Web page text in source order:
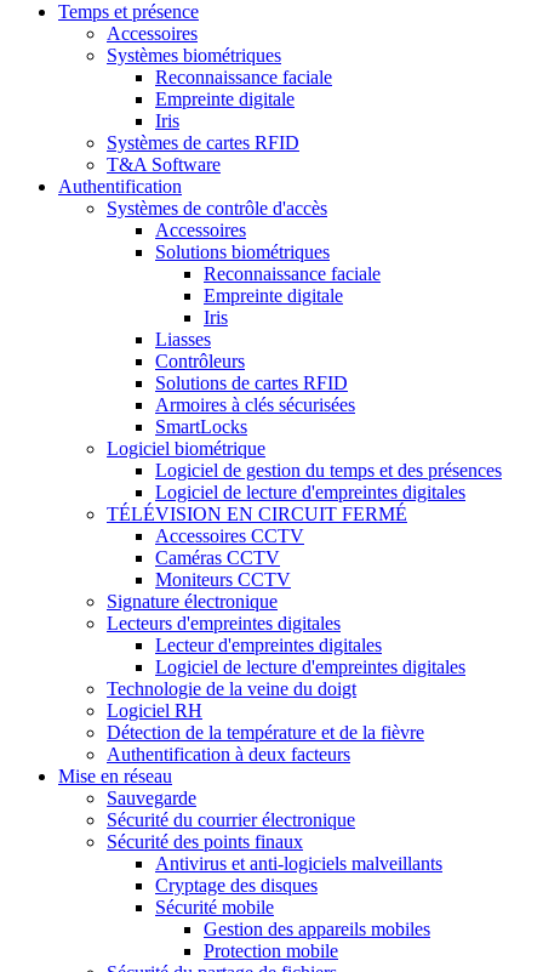
Temps et présence
Accessoires
Systèmes biométriques
Reconnaissance faciale
Empreinte digitale
Iris
Systèmes de cartes RFID
T&A Software
Authentification
Systèmes de contrôle d'accès
Accessoires
Solutions biométriques
Reconnaissance faciale
Empreinte digitale
Iris
Liasses
Contrôleurs
Solutions de cartes RFID
Armoires à clés sécurisées
SmartLocks
Logiciel biométrique
Logiciel de gestion du temps et des présences
Logiciel de lecture d'empreintes digitales
TÉLÉVISION EN CIRCUIT FERMÉ
Accessoires CCTV
Caméras CCTV
Moniteurs CCTV
Signature électronique
Lecteurs d'empreintes digitales
Lecteur d'empreintes digitales
Logiciel de lecture d'empreintes digitales
Technologie de la veine du doigt
Logiciel RH
Détection de la température et de la fièvre
Authentification à deux facteurs
Mise en réseau
Sauvegarde
Sécurité du courrier électronique
Sécurité des points finaux
Antivirus et anti-logiciels malveillants
Cryptage des disques
Sécurité mobile
Gestion des appareils mobiles
Protection mobile